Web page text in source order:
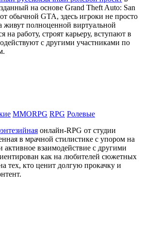
на основе Grand Theft Auto: San
обычной GTA, здесь игроки не просто
полноценной виртуальной
на работу, строят карьеру, вступают в
с другими участниками по
MMORPG RPG Ролевые
онлайн-RPG от студии
в мрачной стилистике с упором на
активное взаимодействие с другими
как на любителей сюжетных
тех, кто ценит долгую прокачку и